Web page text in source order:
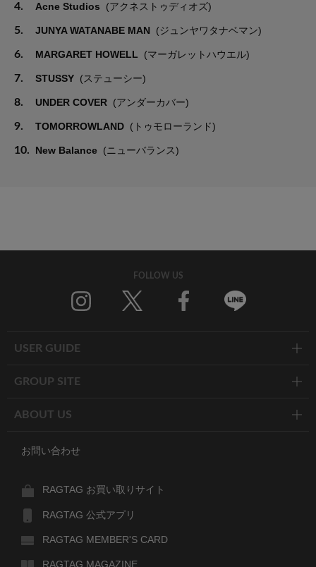
4. Acne Studios (アクネストゥディオズ)
5. JUNYA WATANABE MAN (ジュンヤワタナベマン)
6. MARGARET HOWELL (マーガレットハウエル)
7. STUSSY (ステューシー)
8. UNDER COVER (アンダーカバー)
9. TOMORROWLAND (トゥモローランド)
10. New Balance (ニューバランス)
FOLLOW US
USER GUIDE
GROUP SITE
ABOUT US
お問い合わせ
RAGTAG お買い取りサイト
RAGTAG 公式アプリ
RAGTAG MEMBER'S CARD
RAGTAG MAGAZINE